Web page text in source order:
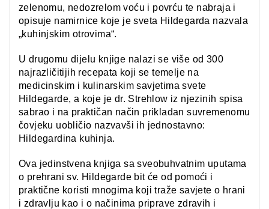
zelenomu, nedozrelom voću i povrću te nabraja i
opisuje namirnice koje je sveta Hildegarda nazvala
„kuhinjskim otrovima“.
U drugomu dijelu knjige nalazi se više od 300
najrazličitijih recepata koji se temelje na
medicinskim i kulinarskim savjetima svete
Hildegarde, a koje je dr. Strehlow iz njezinih spisa
sabrao i na praktičan način prikladan suvremenomu
čovjeku uobličio nazvavši ih jednostavno:
Hildegardina kuhinja.
Ova jedinstvena knjiga sa sveobuhvatnim uputama
o prehrani sv. Hildegarde bit će od pomoći i
praktične koristi mnogima koji traže savjete o hrani
i zdravlju kao i o načinima priprave zdravih i